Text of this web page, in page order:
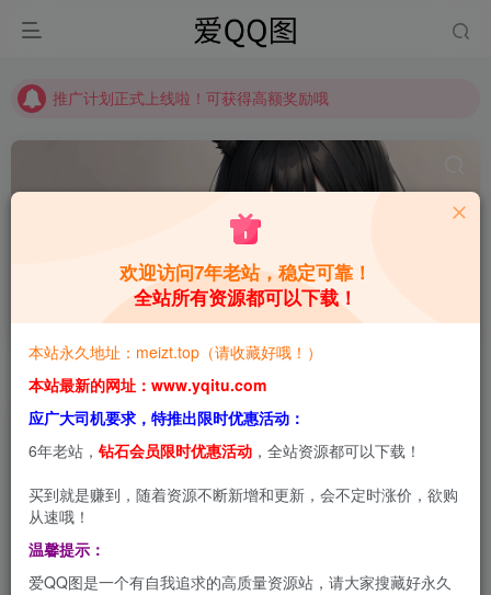
推广计划正式上线啦！可获得高额奖励哦
推广计划正式上线啦！可获得高额奖励哦
共1篇
排序 更新 浏览 点赞 评论
欢迎访问7年老站，稳定可靠！
全站所有资源都可以下载！
本站永久地址：meizt.top（请收藏好哦！）
本站最新的网址：www.yqitu.com
应广大司机要求，特推出限时优惠活动：
6年老站， 钻石会员限时优惠活动 ，全站资源都可以下载！
买到就是赚到，随着资源不断新增和更新，会不定时涨价，欲购
从速哦！
温馨提示：
爱QQ图是一个有自我追求的高质量资源站，请大家搜藏好永久